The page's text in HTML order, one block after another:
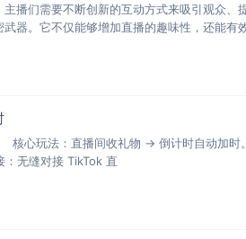
播们需要不断创新的互动方式来吸引观众
器。它不仅能够增加直播的趣味性，还能
核心玩法：直播间收礼物 → 倒计时自动加
接 ✅ 一键连接：无缝对接 TikTok 直